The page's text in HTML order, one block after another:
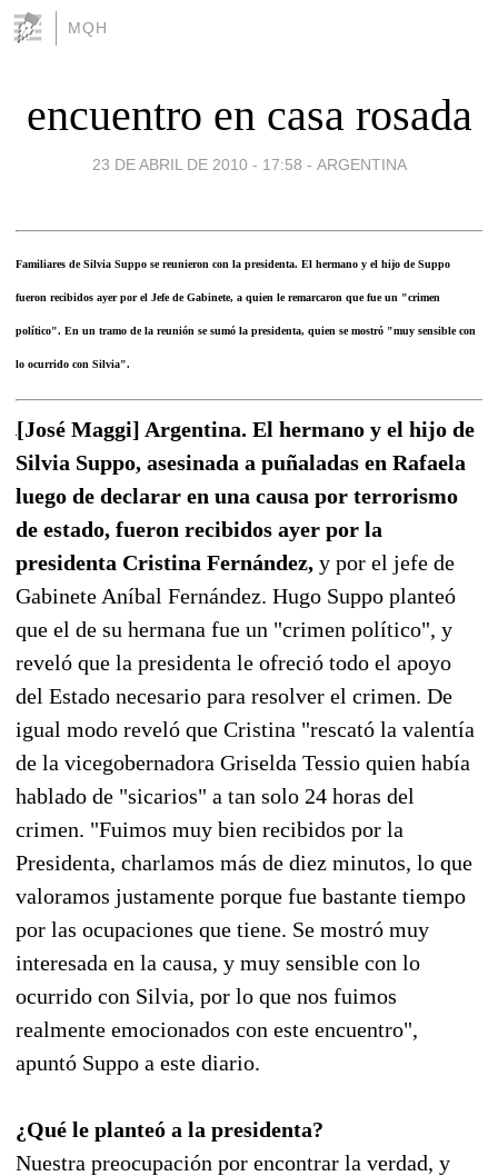
MQH
encuentro en casa rosada
23 DE ABRIL DE 2010 - 17:58 - ARGENTINA
Familiares de Silvia Suppo se reunieron con la presidenta. El hermano y el hijo de Suppo
fueron recibidos ayer por el Jefe de Gabinete, a quien le remarcaron que fue un "crimen
político". En un tramo de la reunión se sumó la presidenta, quien se mostró "muy sensible con
lo ocurrido con Silvia".
[José Maggi] Argentina. El hermano y el hijo de
Silvia Suppo, asesinada a puñaladas en Rafaela
luego de declarar en una causa por terrorismo
de estado, fueron recibidos ayer por la
presidenta Cristina Fernández, y por el jefe de
Gabinete Aníbal Fernández. Hugo Suppo planteó
que el de su hermana fue un "crimen político", y
reveló que la presidenta le ofreció todo el apoyo
del Estado necesario para resolver el crimen. De
igual modo reveló que Cristina "rescató la valentía
de la vicegobernadora Griselda Tessio quien había
hablado de "sicarios" a tan solo 24 horas del
crimen. "Fuimos muy bien recibidos por la
Presidenta, charlamos más de diez minutos, lo que
valoramos justamente porque fue bastante tiempo
por las ocupaciones que tiene. Se mostró muy
interesada en la causa, y muy sensible con lo
ocurrido con Silvia, por lo que nos fuimos
realmente emocionados con este encuentro",
apuntó Suppo a este diario.
¿Qué le planteó a la presidenta?
Nuestra preocupación por encontrar la verdad, y